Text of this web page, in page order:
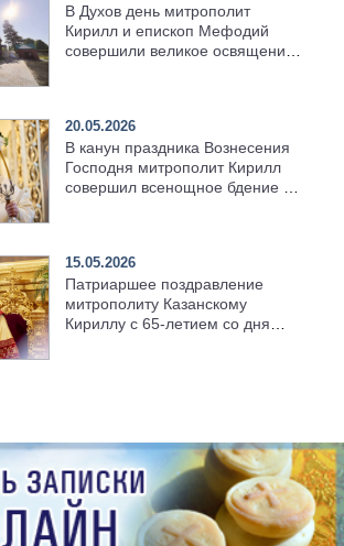
В Духов день митрополит
Кирилл и епископ Мефодий
совершили великое освящение
20.05.2026
В канун праздника Вознесения
Господня митрополит Кирилл
совершил всенощное бдение в
15.05.2026
Патриаршее поздравление
митрополиту Казанскому
Кириллу с 65-летием со дня